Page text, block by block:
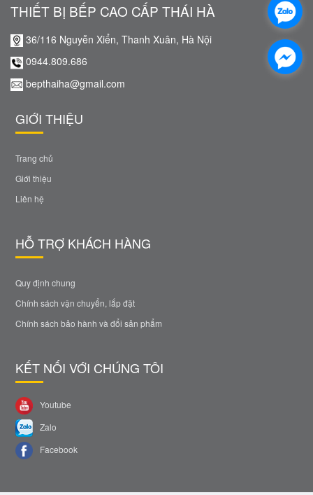
THIẾT BỊ BẾP CAO CẤP THÁI HÀ
36/116 Nguyễn Xiển, Thanh Xuân, Hà Nội
0944.809.686
bepthaiha@gmail.com
GIỚI THIỆU
Trang chủ
Giới thiệu
Liên hệ
HỖ TRỢ KHÁCH HÀNG
Quy định chung
Chính sách vận chuyển, lắp đặt
Chính sách bảo hành và đổi sản phẩm
KẾT NỐI VỚI CHÚNG TÔI
Youtube
Zalo
Facebook